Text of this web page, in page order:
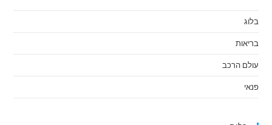
בלוג
בריאות
עולם הרכב
פנאי